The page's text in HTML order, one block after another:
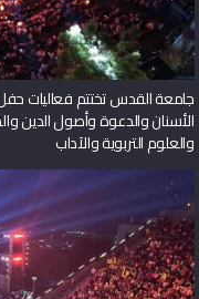
جامعة القدس تختتم فعاليات
الأسنان والدعوة وأصول الدين
والعلوم التربوية والآداب